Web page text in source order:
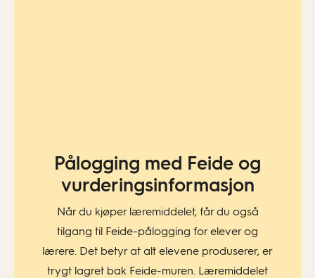
Pålogging med Feide og
vurderingsinformasjon​
Når du kjøper læremiddelet, får du også
tilgang til Feide-pålogging for elever og
lærere. Det betyr at alt elevene produserer, er
trygt lagret bak Feide-muren. Læremiddelet